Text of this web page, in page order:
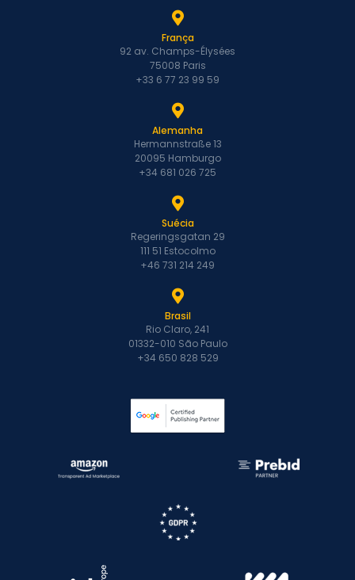
França
92 av. Champs-Élysées
75008 Paris
+33 6 77 23 99 59
Alemanha
Hermannstraße 13
20095 Hamburgo
+34 681 026 725
Suécia
Regeringsgatan 29
111 51 Estocolmo
+46 731 214 249
Brasil
Rio Claro, 241
01332-010 São Paulo
+34 650 828 529